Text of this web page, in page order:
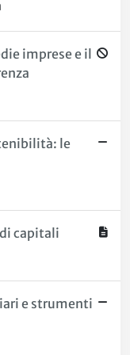
imprese e il
le
capitali
e strumenti